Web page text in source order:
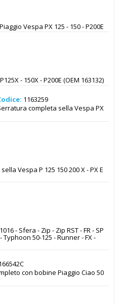
Vespa PX 125 - 150 - P200E
- 150X - P200E (OEM 163132)
1163259
completa sella Vespa PX
Vespa P 125 150 200 X - PX E
- Sfera - Zip - Zip RST - FR - SP
Typhoon 50-125 - Runner - FX -
con bobine Piaggio Ciao 50